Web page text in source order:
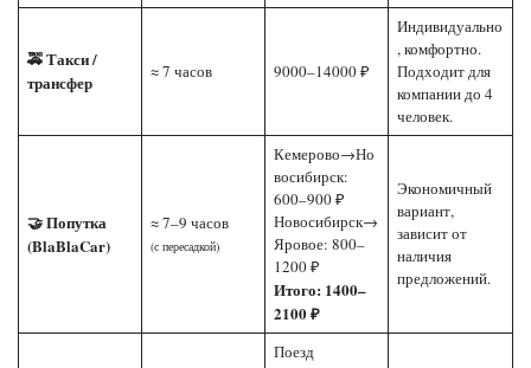
🚕 Такси /
трансфер
≈ 7 часов 9000–14000 ₽
Индивидуально
, комфортно.
Подходит для
компании до 4
человек.
🤝 Попутка
(BlaBlaCar)
≈ 7–9 часов
(с пересадкой)
Кемерово→Но
восибирск:
600–900 ₽
Новосибирск→
Яровое: 800–
1200 ₽
Итого: 1400–
2100 ₽
Экономичный
вариант,
зависит от
наличия
предложений.
Поезд